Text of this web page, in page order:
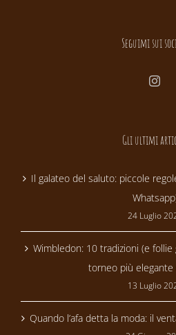
Seguimi sui
Gli ultimi
Il galateo del saluto: piccole
24 Luglio
Wimbledon: 10 tradizioni (e
torneo più
13 Luglio
Quando l’afa detta la moda: il